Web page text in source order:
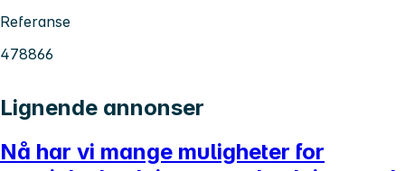
Referanse
478866
Lignende annonser
Nå har vi mange muligheter for